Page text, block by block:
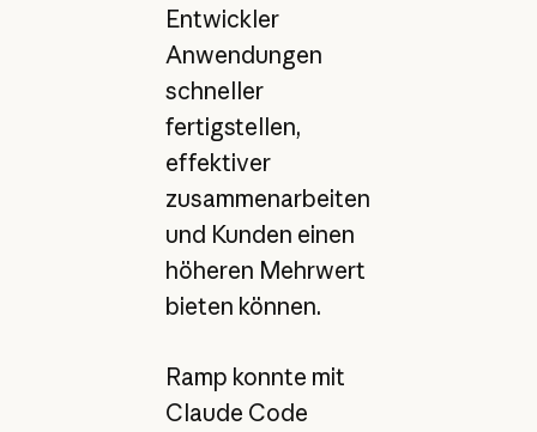
Entwickler
Anwendungen
schneller
fertigstellen,
effektiver
zusammenarbeiten
und Kunden einen
höheren Mehrwert
bieten können.
Ramp konnte mit
Claude Code